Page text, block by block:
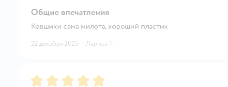
Общие впечатления
Ковшики сама милота, хороший пластик
22 декабря 2025 · Лариса Т.
Рейтинг:5